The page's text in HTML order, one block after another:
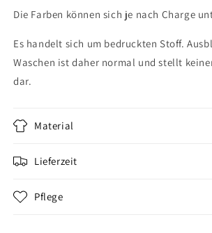
Die Farben können sich je nach Charge
Es handelt sich um bedruckten Stoff.
Waschen ist daher normal und stellt
dar.
Material
Lieferzeit
Pflege